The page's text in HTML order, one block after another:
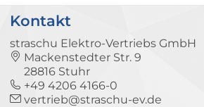
Kontakt
straschu Elektro-Vertriebs GmbH
Mackenstedter Str. 9
28816 Stuhr
+49 4206 4166-0
vertrieb@straschu-ev.de